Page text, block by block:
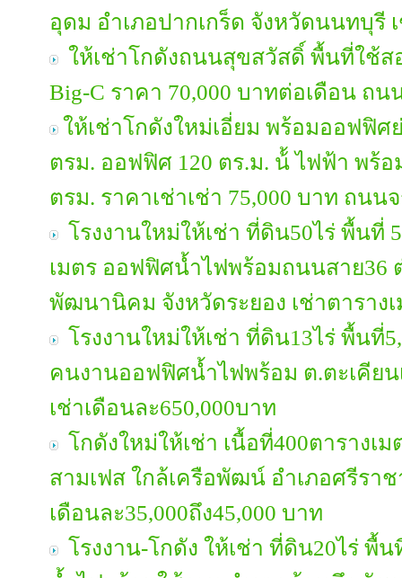
อุดม อำเภอปากเกร็ด จังหวัดนนทบุรี
ให้เช่าโกดังถนนสุขสวัสดิ์ พื้นที่ใช้ส
Big-C ราคา 70,000 บาทต่อเดือน ถ
ให้เช่าโกดังใหม่เอี่ยม พร้อมออฟฟิ
ตรม. ออฟฟิศ 120 ตร.ม. น้้ ไฟฟ้า พร้
ตรม. ราคาเช่าเช่า 75,000 บาท ถนน
โรงงานใหม่ให้เช่า ที่ดิน50ไร่ พื้นที่
เมตร ออฟฟิศน้ำไฟพร้อมถนนสาย36
พัฒนานิคม จังหวัดระยอง เช่าตาราง
โรงงานใหม่ให้เช่า ที่ดิน13ไร่ พื้นที่
คนงานออฟฟิศน้ำไฟพร้อม ต.ตะเคียน
เช่าเดือนละ650,000บาท
โกดังใหม่ให้เช่า เนื้อที่400ตารางเ
สามเฟส ใกล้เครือพัฒน์ อำเภอศรีรา
เดือนละ35,000ถึง45,000 บาท
โรงงาน-โกดัง ให้เช่า ที่ดิน20ไร่ พื้